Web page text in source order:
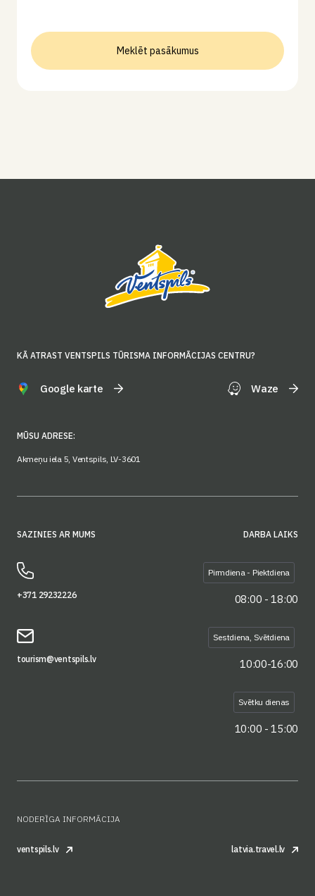
Meklēt pasākumus
KĀ ATRAST VENTSPILS TŪRISMA INFORMĀCIJAS CENTRU?
Google karte Waze
MŪSU ADRESE:
Akmeņu iela 5, Ventspils, LV-3601
SAZINIES AR MUMS
+371 29232226
tourism@ventspils.lv
DARBA LAIKS
Pirmdiena - Piektdiena
08:00 - 18:00
Sestdiena, Svētdiena
10:00-16:00
Svētku dienas
10:00 - 15:00
NODERĪGA INFORMĀCIJA
ventspils.lv latvia.travel.lv